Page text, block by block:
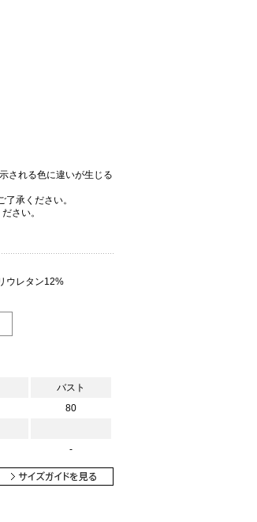
される色に違いが生じる
承ください。
さい。
ウレタン12%
バスト
80
-